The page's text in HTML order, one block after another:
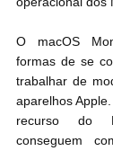
O macOS
formas de se
trabalhar de
aparelhos
recurso do
conseguem